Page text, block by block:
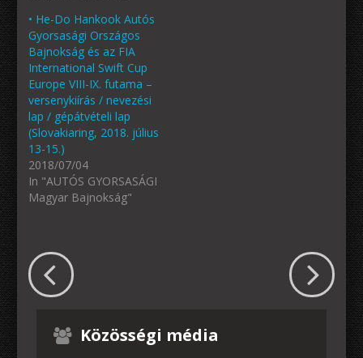
• He-Do Hankook Autós
Gyorsasági Országos
Bajnokság és az FIA
International Swift Cup
Europe VIII-IX. futama –
versenykiírás / nevezési
lap / gépátvételi lap
(Slovakiaring, 2018. július
13-15.)
2018/07/04
In "AUTÓS GYORSASÁGI
Magyar Bajnokság"
Közösségi média